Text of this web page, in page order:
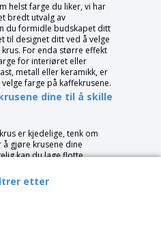
etter
helst farge du liker, vi har
bredt utvalg av
du formidle budskapet ditt
til designet ditt ved å velge
For enda større effekt
for interiøret eller
metall eller keramikk, er
farge på kaffekrusene.
dine til å skille
er kjedelige, tenk om
gjøre krusene dine
kan du lage flotte
omfattende, og vi har noen